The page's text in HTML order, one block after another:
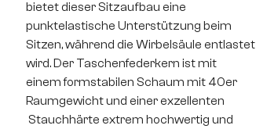
bietet dieser Sitzaufbau eine
punktelastische Unterstützung beim
Sitzen, während die Wirbelsäule entlastet
wird. Der Taschenfederkern ist mit
einem formstabilen Schaum mit 40er
Raumgewicht und einer exzellenten
Stauchhärte extrem hochwertig und